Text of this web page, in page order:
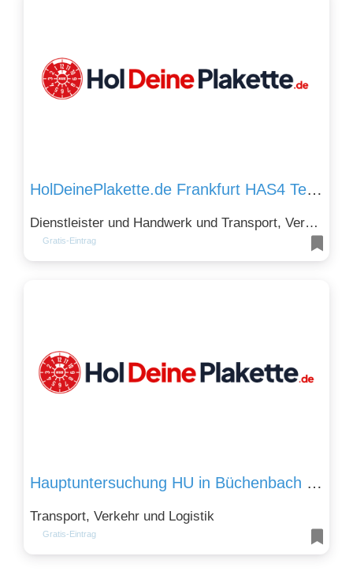
HolDeinePlakette.de Frankfurt HAS4 Technologies GmbH – HU AU Hauptuntersuchung Frankfurt mit Abholservice
Dienstleister und Handwerk und Transport, Verkehr und Logistik
Gratis-Eintrag
Hauptuntersuchung HU in Büchenbach für Motorrad Auto Anhänger
Transport, Verkehr und Logistik
Gratis-Eintrag